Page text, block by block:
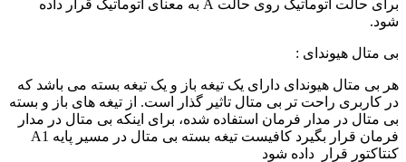
برای حالت اتوماتیک روی حالت A به معنای اتوماتیک قرار داده
شود.
بی متال هیوندای :
هر بی متال هیوندای دارای یک تیغه باز و یک تیغه بسته می باشد که
در کاربری راحت تر بی متال تاثیر گذار است. از تیغه های باز و بسته
بی متال در مدار فرمان استفاده شده، برای اینکه بی متال در مدار
فرمان قرار بگیرد کافیست تیغه بسته بی متال در مسیر پایه A1
کنتاکتور قرار داده شود